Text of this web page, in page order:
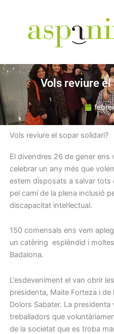
contingut
Vols reviure
Vols reviure el sopar solidari?
El divendres 26 de gener ens
celebrar un any més que
estem disposats a salvar
pel camí de la plena inclusió
discapacitat intel·lectual.
150 comensals ens vem
un catèring esplèndid i
Badalona.
L’esdeveniment el van obrir
presidenta, Maite Forteza i de
Dolors Sabater. La
treballadors que
de la societat que es troba